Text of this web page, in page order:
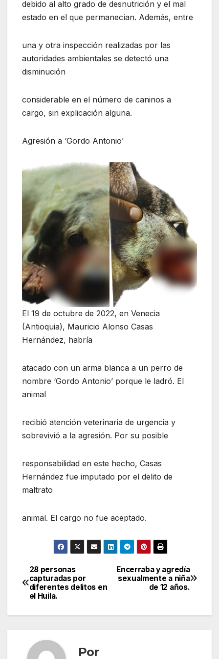
debido al alto grado de desnutrición y el mal
estado en el que permanecían. Además, entre
una y otra inspección realizadas por las
autoridades ambientales se detectó una
disminución
considerable en el número de caninos a
cargo, sin explicación alguna.
Agresión a ‘Gordo Antonio’
El 19 de octubre de 2022, en Venecia
(Antioquia), Mauricio Alonso Casas
Hernández, habría
atacado con un arma blanca a un perro de
nombre ‘Gordo Antonio’ porque le ladró. El
animal
recibió atención veterinaria de urgencia y
sobrevivió a la agresión. Por su posible
responsabilidad en este hecho, Casas
Hernández fue imputado por el delito de
maltrato
animal. El cargo no fue aceptado.
Navegación
de
entradas
Encerraba y agredía
sexualmente a niña
de 12 años.
28 personas
capturadas por
diferentes delitos en
el Huila.
Por